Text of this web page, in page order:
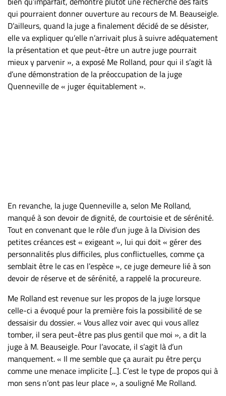
qui pourraient donner ouverture au recours de M. Beauseigle.
D’ailleurs, quand la juge a finalement décidé de se désister,
elle va expliquer qu’elle n’arrivait plus à suivre adéquatement
la présentation et que peut-être un autre juge pourrait
mieux y parvenir », a exposé Me Rolland, pour qui il s’agit là
d’une démonstration de la préoccupation de la juge
Quenneville de « juger équitablement ».
En revanche, la juge Quenneville a, selon Me Rolland,
manqué à son devoir de dignité, de courtoisie et de sérénité.
Tout en convenant que le rôle d’un juge à la Division des
petites créances est « exigeant », lui qui doit « gérer des
personnalités plus difficiles, plus conflictuelles, comme ça
semblait être le cas en l’espèce », ce juge demeure lié à son
devoir de réserve et de sérénité, a rappelé la procureure.
Me Rolland est revenue sur les propos de la juge lorsque
celle-ci a évoqué pour la première fois la possibilité de se
dessaisir du dossier. « Vous allez voir avec qui vous allez
tomber, il sera peut-être pas plus gentil que moi », a dit la
juge à M. Beauseigle. Pour l’avocate, il s’agit là d’un
manquement. « Il me semble que ça aurait pu être perçu
comme une menace implicite [...]. C’est le type de propos qui à
mon sens n’ont pas leur place », a souligné Me Rolland.